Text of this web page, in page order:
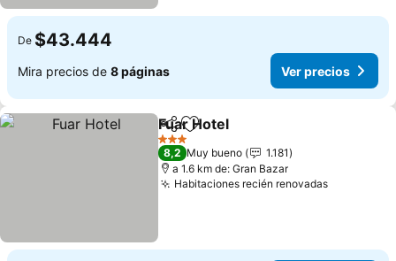
De $43.444
Mira precios de 8 páginas Ver precios
CompartirAgregar a favoritos
Fuar Hotel
3 Estrellas
8,2 Muy bueno
1.181
a 1.6 km de: Gran Bazar
Habitaciones recién renovadas